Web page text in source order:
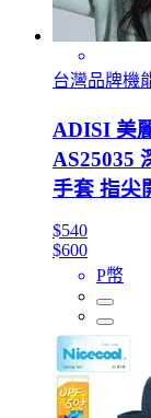
台灣品牌機
ADISI 美
AS25035
手套 指尖
$540
$600
P幣